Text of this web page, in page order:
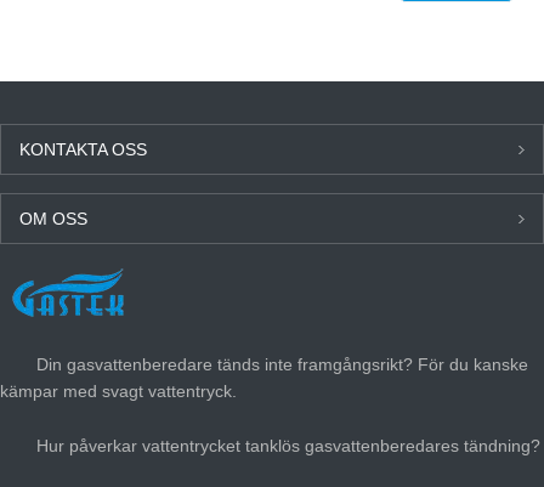
KONTAKTA OSS
OM OSS
SENASTE NYTT
Din gasvattenberedare tänds inte framgångsrikt? För du kanske
kämpar med svagt vattentryck.
Hur påverkar vattentrycket tanklös gasvattenberedares tändning?